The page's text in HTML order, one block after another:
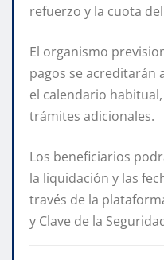
refuerzo y la cuota
El organismo
pagos se
el calendario
trámites adicionales.
Los beneficiarios
la liquidación y las
través de la
y Clave de la